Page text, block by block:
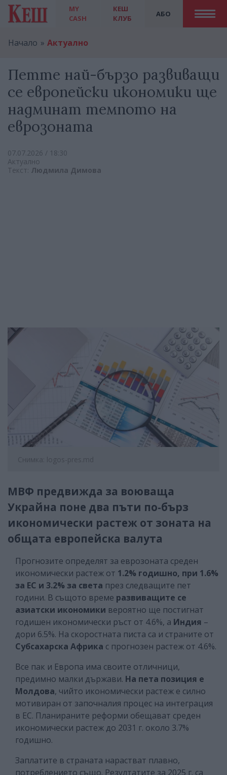
MY
CASH
АБО
КЕШ
КЛУБ
Начало Актуално
Петте най-бързо развиващи
се европейски икономики ще
надминат темпото на
еврозоната
07.07.2026 / 18:30
Актуално
Текст: Людмила Димова
Снимка: logos-pres.md
МВФ предвижда за воюваща
Украйна поне два пъти по-бърз
икономически растеж от зоната на
общата европейска валута
Прогнозите определят за еврозоната среден
икономически растеж от 1.2% годишно, при 1.6%
за ЕС и 3.2% за света през следващите пет
години. В същото време развиващите се
азиатски икономики вероятно ще постигнат
годишен икономически ръст от 4.6%, а Индия –
дори 6.5%. На скоростната писта са и страните от
Субсахарска Африка с прогнозен растеж от 4.6%.
Все пак и Европа има своите отличници,
предимно малки държави. На пета позиция е
Молдова, чийто икономически растеж е силно
мотивиран от започналия процес на интеграция
в ЕС. Планираните реформи обещават среден
икономически растеж до 2031 г. около 3.7%
годишно.
Заплатите в страната нарастват плавно,
потреблението също. Резултатите за 2025 г. са